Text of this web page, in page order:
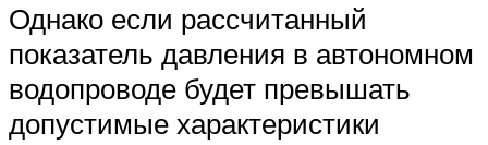
Однако если рассчитанный
показатель давления в автономном
водопроводе будет превышать
допустимые характеристики